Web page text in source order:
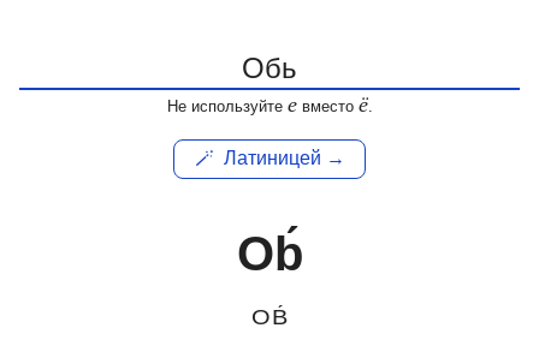
Не используйте евместо ё.
🪄 Латиницей →
Ob́
OB́